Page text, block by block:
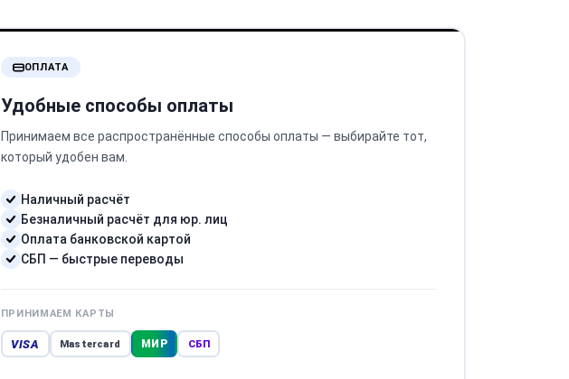
ОПЛАТА
Удобные способы оплаты
Принимаем все распространённые способы оплаты — выбирайте тот,
который удобен вам.
Наличный расчёт
Безналичный расчёт для юр. лиц
Оплата банковской картой
СБП — быстрые переводы
ПРИНИМАЕМ КАРТЫ
VISA Mastercard МИР СБП